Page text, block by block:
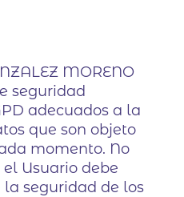
MORENO
seguridad
adecuados a la
que son objeto
momento. No
Usuario debe
seguridad de los